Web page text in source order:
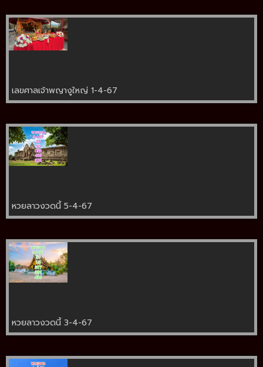
เลขศาลเจ้าพญางูใหญ่ 1-4-67
หวยลาวงวดนี้ 5-4-67
หวยลาวงวดนี้ 3-4-67